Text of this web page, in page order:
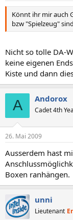
Könnt ihr mir auch
bzw "Spielzeug"
Nicht so tolle DA-
keine eigenen
Kiste und dann
A Andorox
Cadet 4th
26. Mai 2009
Ausserdem hast
Boxen ranhängen.
unni
Lieutenant